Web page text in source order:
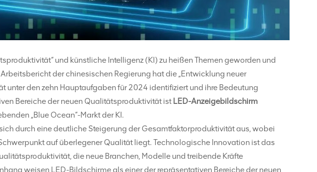
und künstliche Intelligenz (KI) zu heißen Themen geworden und
der chinesischen Regierung hat die „Entwicklung neuer
unter den zehn Hauptaufgaben für 2024 identifiziert und ihre Bedeutung
Bereiche der neuen Qualitätsproduktivität ist LED-Anzeigebildschirm
„Blue Ocean“-Markt der KI.
durch eine deutliche Steigerung der Gesamtfaktorproduktivität aus, wobei
auf überlegener Qualität liegt. Technologische Innovation ist das
die neue Branchen, Modelle und treibende Kräfte
weisen LED-Bildschirme als einer der repräsentativen Bereiche der neuen